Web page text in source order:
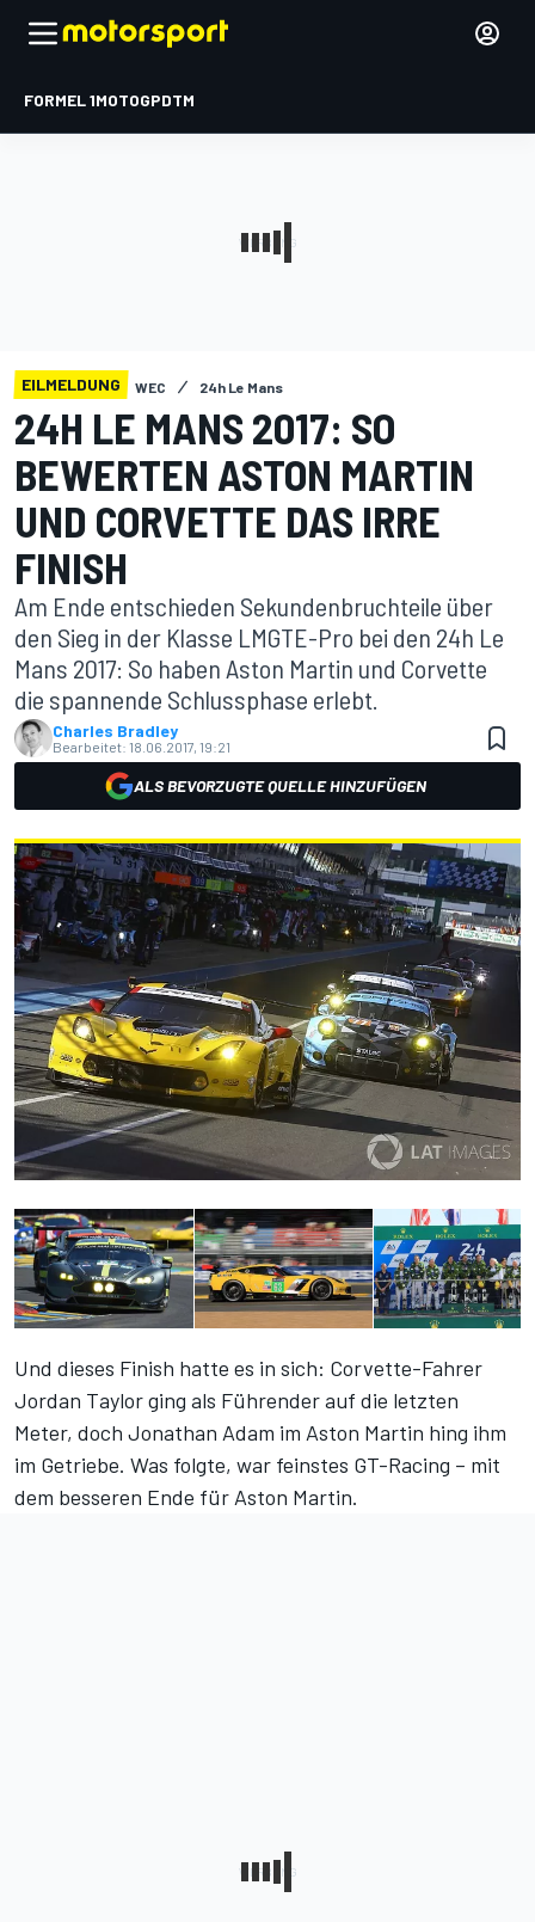
FORMEL 1MOTOGPDTM
EILMELDUNG WEC 24h Le Mans
24H LE MANS 2017: SO
BEWERTEN ASTON MARTIN
UND CORVETTE DAS IRRE
FINISH
Am Ende entschieden Sekundenbruchteile über
den Sieg in der Klasse LMGTE-Pro bei den 24h Le
Mans 2017: So haben Aston Martin und Corvette
die spannende Schlussphase erlebt.
Charles Bradley
Bearbeitet: 18.06.2017, 19:21
ALS BEVORZUGTE QUELLE HINZUFÜGEN
Und dieses Finish hatte es in sich: Corvette-Fahrer
Jordan Taylor ging als Führender auf die letzten
Meter, doch Jonathan Adam im Aston Martin hing ihm
im Getriebe. Was folgte, war feinstes GT-Racing – mit
dem besseren Ende für Aston Martin.